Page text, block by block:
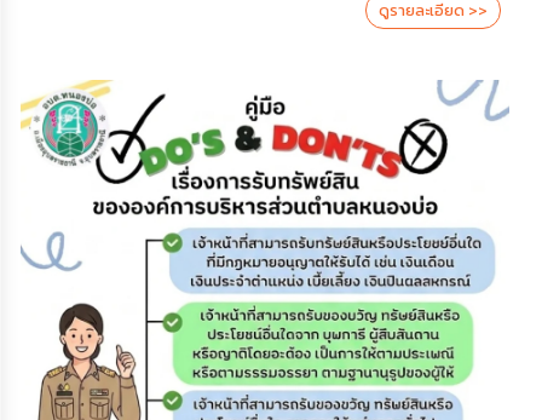
ดูรายละเอียด >>